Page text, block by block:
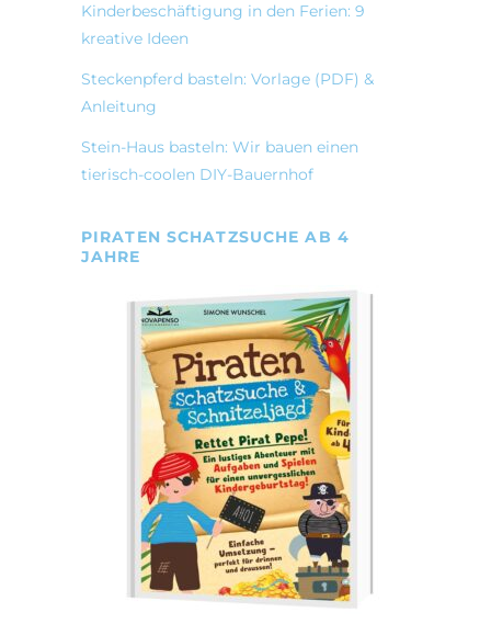
Kinderbeschäftigung in den Ferien: 9
kreative Ideen
Steckenpferd basteln: Vorlage (PDF) &
Anleitung
Stein-Haus basteln: Wir bauen einen
tierisch-coolen DIY-Bauernhof
PIRATEN SCHATZSUCHE AB 4
JAHRE